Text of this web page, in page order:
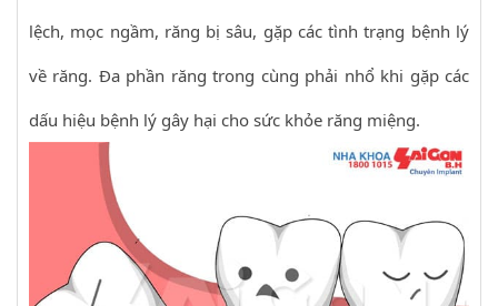
lệch, mọc ngầm, răng bị sâu, gặp các tình trạng bệnh lý
về răng. Đa phần răng trong cùng phải nhổ khi gặp các
dấu hiệu bệnh lý gây hại cho sức khỏe răng miệng.